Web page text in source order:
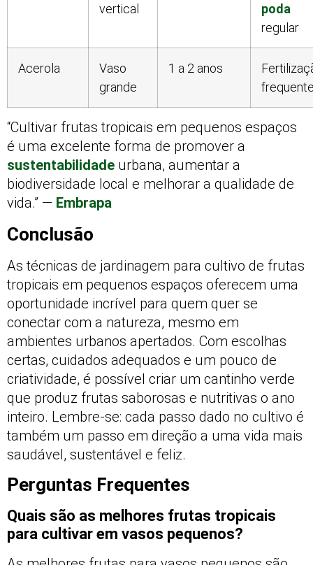
vertical
poda
regular
Acerola
Vaso
grande
1 a 2 anos
“Cultivar frutas tropicais em pequenos espaços
é uma excelente forma de promover a
sustentabilidade urbana, aumentar a
biodiversidade local e melhorar a qualidade de
vida.” — Embrapa
Conclusão
As técnicas de jardinagem para cultivo de frutas
tropicais em pequenos espaços oferecem uma
oportunidade incrível para quem quer se
conectar com a natureza, mesmo em
ambientes urbanos apertados. Com escolhas
certas, cuidados adequados e um pouco de
criatividade, é possível criar um cantinho verde
que produz frutas saborosas e nutritivas o ano
inteiro. Lembre-se: cada passo dado no cultivo é
também um passo em direção a uma vida mais
saudável, sustentável e feliz.
Perguntas Frequentes
Quais são as melhores frutas tropicais
para cultivar em vasos pequenos?